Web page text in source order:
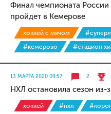
Финал чемпионата
пройдет в Кемерове
хоккей с мячом
#кемерово
#стадион
13 МАРТА 2020 09:57 2
НХЛ остановила сезон из-
хоккей #нхл